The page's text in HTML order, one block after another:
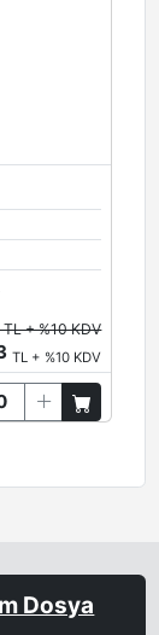
Orange
Blue
TL + %10 KDV
TL + %10 KDV
Dosya